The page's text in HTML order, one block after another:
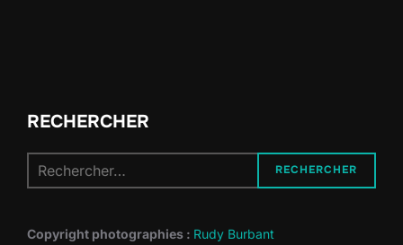
RECHERCHER
pour :
RECHERCHER
Copyright photographies : Rudy Burbant